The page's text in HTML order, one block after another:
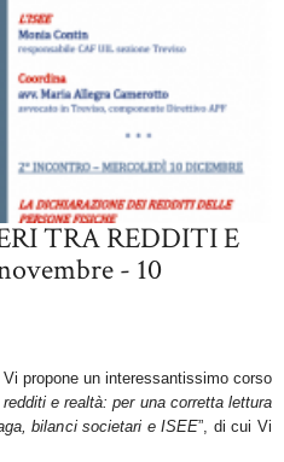
TRA REDDITI E
- 10
propone un interessantissimo corso
e realtà: per una corretta lettura
bilanci societari e ISEE”, di cui Vi